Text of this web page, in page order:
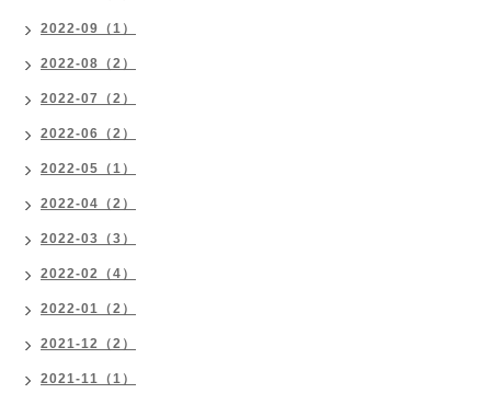
2022-09（1）
2022-08（2）
2022-07（2）
2022-06（2）
2022-05（1）
2022-04（2）
2022-03（3）
2022-02（4）
2022-01（2）
2021-12（2）
2021-11（1）